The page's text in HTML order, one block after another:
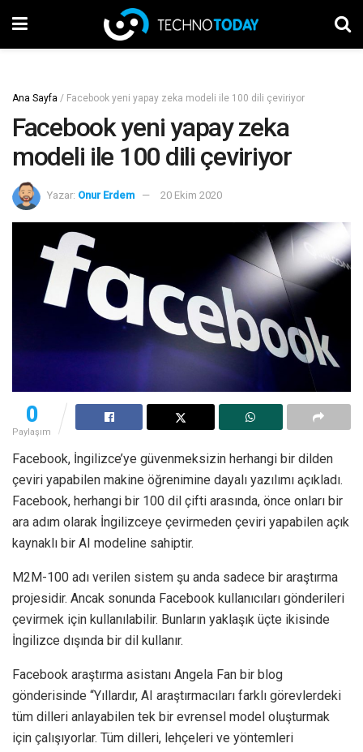
Ana Sayfa / Facebook yeni yapay zeka modeli ile 100 dili çeviriyor
Facebook yeni yapay zeka
modeli ile 100 dili çeviriyor
Yazar: Onur Erdem 20 Ekim 2020
0
Paylaşım
Facebook, İngilizce’ye güvenmeksizin herhangi bir dilden
çeviri yapabilen makine öğrenimine dayalı yazılımı açıkladı.
Facebook, herhangi bir 100 dil çifti arasında, önce onları bir
ara adım olarak İngilizceye çevirmeden çeviri yapabilen açık
kaynaklı bir AI modeline sahiptir.
M2M-100 adı verilen sistem şu anda sadece bir araştırma
projesidir. Ancak sonunda Facebook kullanıcıları gönderileri
çevirmek için kullanılabilir. Bunların yaklaşık üçte ikisinde
İngilizce dışında bir dil kullanır.
Facebook araştırma asistanı Angela Fan bir blog
gönderisinde “Yıllardır, AI araştırmacıları farklı görevlerdeki
tüm dilleri anlayabilen tek bir evrensel model oluşturmak
için çalışıyorlar. Tüm dilleri, lehçeleri ve yöntemleri